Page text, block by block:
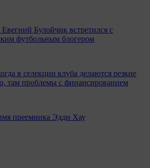
Булойчик встретился с
футбольным блогером
в селекции клуба делаются резкие
там проблемы с финансированием
преемника Эдди Хау